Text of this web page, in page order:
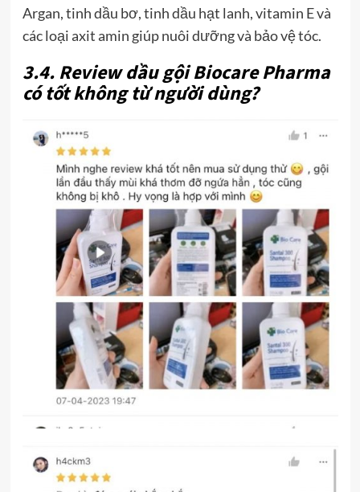
Argan, tinh dầu bơ, tinh dầu hạt lanh, vitamin E và
các loại axit amin giúp nuôi dưỡng và bảo vệ tóc.
3.4. Review dầu gội Biocare Pharma
có tốt không từ người dùng?